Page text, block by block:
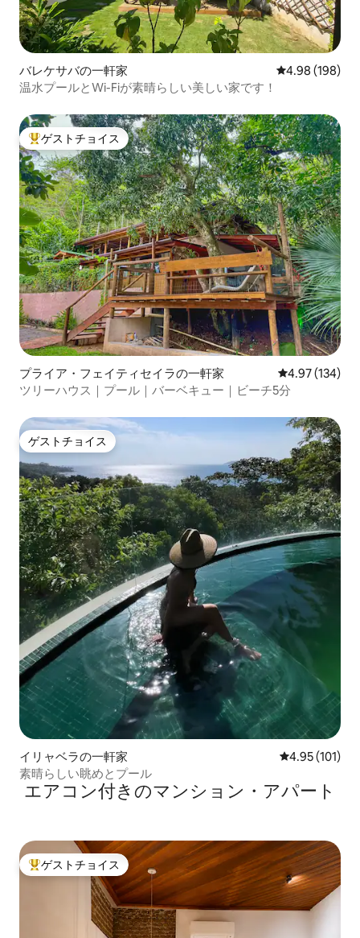
バレケサバの一軒家 レビュー198
4.98 (198)
温水プールとWi-Fiが素晴らしい美しい家です！
大好評のゲストチョイスです。
ゲストチョイス
プライア・フェイティセイラの一軒家 レビュー134
4.97 (134)
ツリーハウス｜プール｜バーベキュー｜ビーチ5分
ゲストチョイス
ゲストチョイス
イリャベラの一軒家 レビュー101
4.95 (101)
素晴らしい眺めとプール
エアコン付きのマンション・アパート
大好評のゲストチョイスです。
ゲストチョイス